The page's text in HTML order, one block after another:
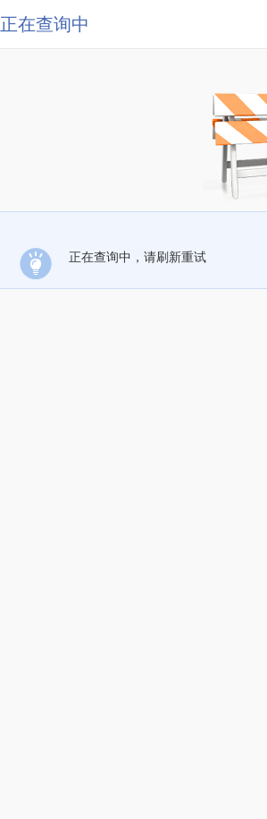
正在查询中
正在查询中，请刷新重试